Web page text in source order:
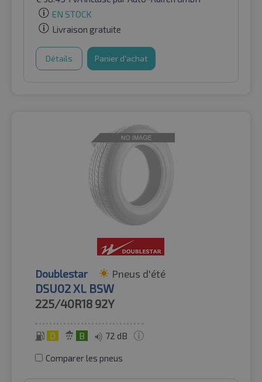
EN STOCK
Livraison gratuite
Détails Panier d'achat
Doublestar Pneus d'été
DSU02 XL BSW
225/40R18 92Y
D B 72 dB
Comparer les pneus